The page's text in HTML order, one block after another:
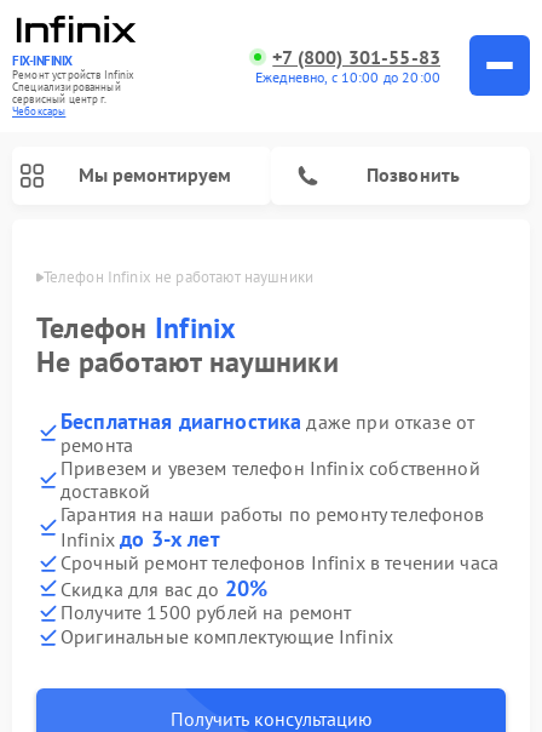
FIX-INFINIX
Ремонт устройств Infinix
Специализированный
cервисный центр г.
Чебоксары
+7 (800) 301-55-83
Ежедневно, с 10:00 до 20:00
Мы ремонтируем Позвонить
Телефон Infinix не работают наушники
Телефон Infinix
Не работают наушники
Бесплатная диагностика даже при отказе от
ремонта
Привезем и увезем телефон Infinix собственной
доставкой
Гарантия на наши работы по ремонту телефонов
Infinixдо 3-х лет
Срочный ремонт телефонов Infinix в течении часа
Скидка для вас до 20%
Получите 1500 рублей на ремонт
Оригинальные комплектующие Infinix
Получить консультацию